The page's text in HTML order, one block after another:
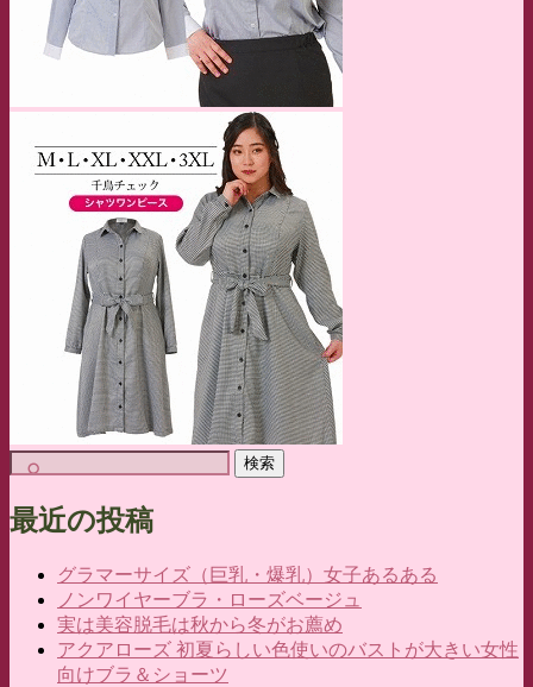
検
最近の投稿
グラマーサイズ（巨乳・爆乳）女子あるある
ノンワイヤーブラ・ローズベージュ
実は美容脱毛は秋から冬がお薦め
アクアローズ 初夏らしい色使いのバストが大きい女性
向けブラ＆ショーツ